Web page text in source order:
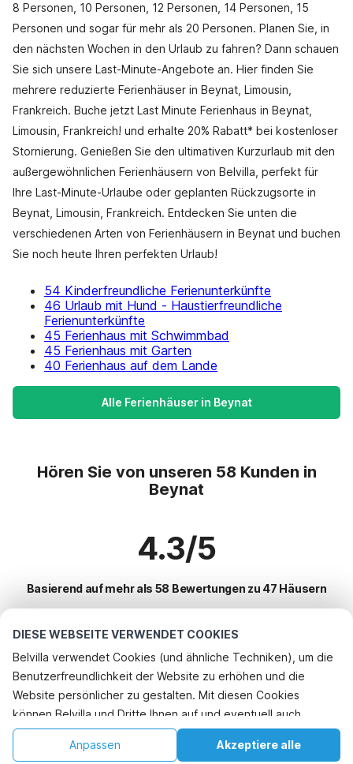
DIESE WEBSEITE VERWENDET COOKIES
Belvilla verwendet Cookies (und ähnliche Techniken), um die
Benutzerfreundlichkeit der Website zu erhöhen und die
Website persönlicher zu gestalten. Mit diesen Cookies
können Belvilla und Dritte Ihnen auf und eventuell auch
außerhalb unserer Website folgen, um Werbung Ihren
Interessen anzupassen und das Teilen von Informationen über
Akzeptiere alle
Anpassen
8 Personen, 10 Personen, 12 Personen, 14 Personen, 15
Personen und sogar für mehr als 20 Personen. Planen Sie, in
den nächsten Wochen in den Urlaub zu fahren? Dann schauen
Sie sich unsere Last-Minute-Angebote an. Hier finden Sie
mehrere reduzierte Ferienhäuser in Beynat, Limousin,
Frankreich. Buche jetzt Last Minute Ferienhaus in Beynat,
Limousin, Frankreich! und erhalte 20% Rabatt* bei kostenloser
Stornierung. Genießen Sie den ultimativen Kurzurlaub mit den
außergewöhnlichen Ferienhäusern von Belvilla, perfekt für
Ihre Last-Minute-Urlaube oder geplanten Rückzugsorte in
Beynat, Limousin, Frankreich. Entdecken Sie unten die
verschiedenen Arten von Ferienhäusern in Beynat und buchen
Sie noch heute Ihren perfekten Urlaub!
54 Kinderfreundliche Ferienunterkünfte
46 Urlaub mit Hund - Haustierfreundliche
Ferienunterkünfte
45 Ferienhaus mit Schwimmbad
45 Ferienhaus mit Garten
40 Ferienhaus auf dem Lande
Alle Ferienhäuser in Beynat
Hören Sie von unseren 58 Kunden in
Beynat
4.3/5
Basierend auf mehr als 58 Bewertungen zu 47 Häusern
Beliebteste Reiseziele für Urlaub
Top-Städte mit Top-Annehmlichkeiten für den Urlaub
Kinderfreundliche Ferienunterkünfte cublac
Kinderfreundliche Ferienunterkünfte brignac-la-plaine
Kinderfreundliche Ferienunterkünfte chasteaux
Beliebte Ausstattungen für Urlaub in Beynat
Kinderfreundliche Ferienunterkünfte
Beliebte Städte für den Urlaub in Limousin
Rufen Sie an, um zu buchen
Startseite Wunschliste Buchungen Konto